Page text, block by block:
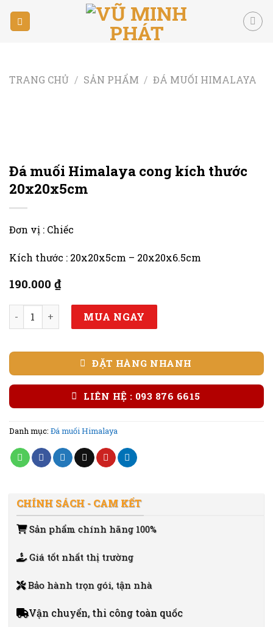
TRANG CHỦ / SẢN PHẨM / ĐÁ MUỐI HIMALAYA
Đá muối Himalaya cong kích thước
20x20x5cm
Đơn vị : Chiếc
Kích thước : 20x20x5cm – 20x20x6.5cm
190.000 ₫
Đá muối Himalaya cong kích thước 20x20x5cm số lượng
MUA NGAY
ĐẶT HÀNG NHANH
LIÊN HỆ : 093 876 6615
Danh mục: Đá muối Himalaya
CHÍNH SÁCH - CAM KẾT
Sản phẩm chính hãng 100%
Giá tốt nhất thị trường
Bảo hành trọn gói, tận nhà
Vận chuyển, thi công toàn quốc